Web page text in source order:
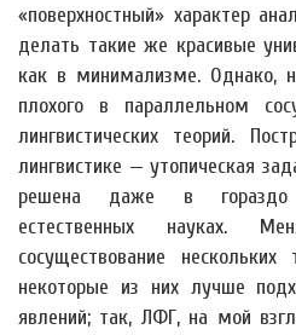
«поверхностный» характер
делать такие же красивые
как в минимализме. Однако,
плохого в параллельном
лингвистических теорий.
лингвистике — утопическая
решена даже в гораздо
естественных науках.
сосуществование
некоторые из них лучше
явлений; так, ЛФГ, на мой